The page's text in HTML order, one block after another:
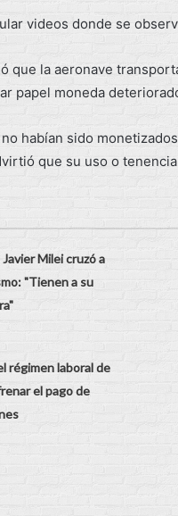
videos donde se
que la aeronave
papel moneda
habían sido
que su uso o
Milei cruzó a
"Tienen a su
régimen laboral de
el pago de